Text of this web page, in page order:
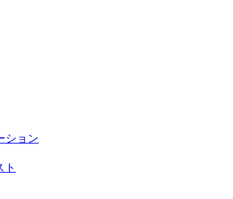
ション
ト